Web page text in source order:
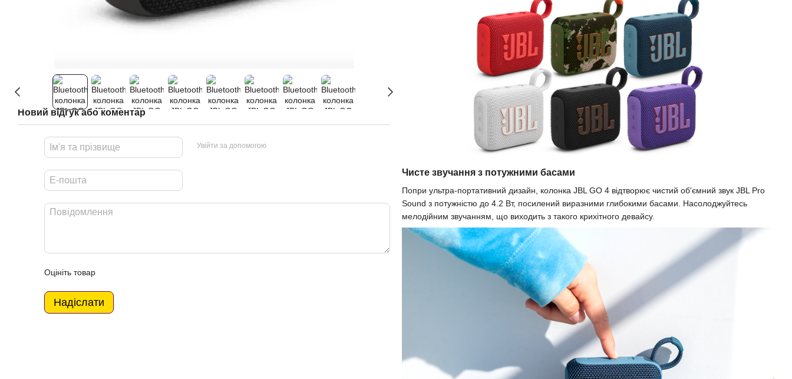
Новий відгук або коментар
Увійти за допомогою
Оцініть товар
Надіслати
Чисте звучання з потужними басами
Попри ультра-портативний дизайн, колонка JBL GO 4 відтворює чистий об'ємний звук JBL Pro
Sound з потужністю до 4.2 Вт, посилений виразними глибокими басами. Насолоджуйтесь
мелодійним звучанням, що виходить з такого крихітного девайсу.